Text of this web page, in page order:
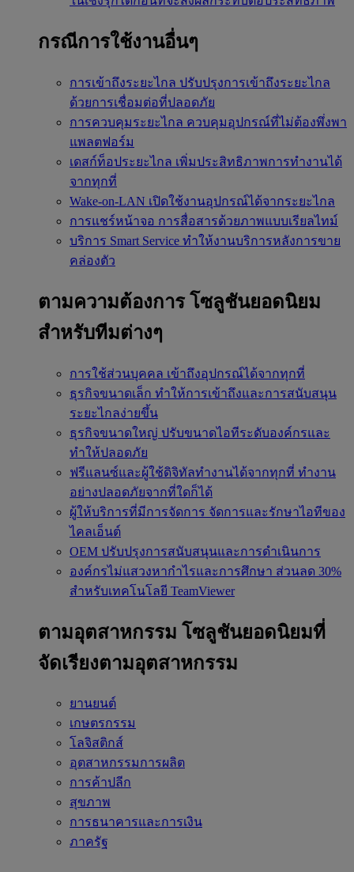
กรณีการใช้งานอื่นๆ
การเข้าถึงระยะไกล ปรับปรุงการเข้าถึงระยะไกล
ด้วยการเชื่อมต่อที่ปลอดภัย
การควบคุมระยะไกล ควบคุมอุปกรณ์ที่ไม่ต้องพึ่งพา
แพลตฟอร์ม
เดสก์ท็อประยะไกล เพิ่มประสิทธิภาพการทำงานได้
จากทุกที่
Wake-on-LAN เปิดใช้งานอุปกรณ์ได้จากระยะไกล
การแชร์หน้าจอ การสื่อสารด้วยภาพแบบเรียลไทม์
บริการ Smart Service ทำให้งานบริการหลังการขาย
คล่องตัว
ตามความต้องการ โซลูชันยอดนิยม
สำหรับทีมต่างๆ
การใช้ส่วนบุคคล เข้าถึงอุปกรณ์ได้จากทุกที่
ธุรกิจขนาดเล็ก ทำให้การเข้าถึงและการสนับสนุน
ระยะไกลง่ายขึ้น
ธุรกิจขนาดใหญ่ ปรับขนาดไอทีระดับองค์กรและ
ทำให้ปลอดภัย
ฟรีแลนซ์และผู้ใช้ดิจิทัลทำงานได้จากทุกที่ ทำงาน
อย่างปลอดภัยจากที่ใดก็ได้
ผู้ให้บริการที่มีการจัดการ จัดการและรักษาไอทีของ
ไคลเอ็นต์
OEM ปรับปรุงการสนับสนุนและการดำเนินการ
องค์กรไม่แสวงหากำไรและการศึกษา ส่วนลด 30%
สำหรับเทคโนโลยี TeamViewer
ตามอุตสาหกรรม โซลูชันยอดนิยมที่
จัดเรียงตามอุตสาหกรรม
ยานยนต์
เกษตรกรรม
โลจิสติกส์
อุตสาหกรรมการผลิต
การค้าปลีก
สุขภาพ
การธนาคารและการเงิน
ภาครัฐ